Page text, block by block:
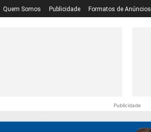
Quem Somos Publicidade Formatos de Anúncios
Publicidade